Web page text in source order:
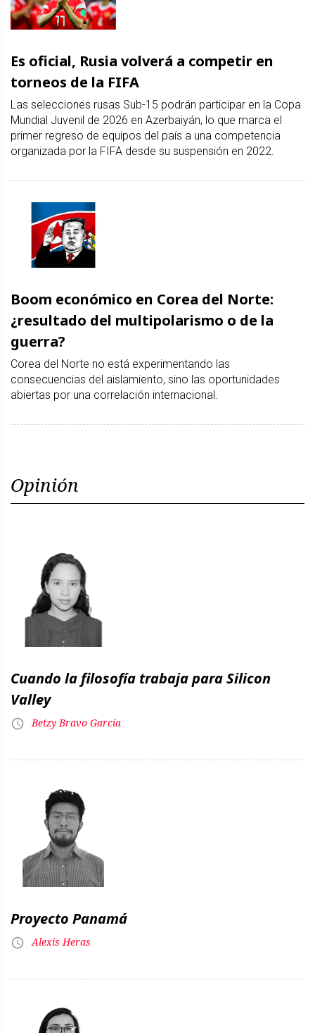
Es oficial, Rusia volverá a competir en
torneos de la FIFA
Las selecciones rusas Sub-15 podrán participar en la Copa
Mundial Juvenil de 2026 en Azerbaiyán, lo que marca el
primer regreso de equipos del país a una competencia
organizada por la FIFA desde su suspensión en 2022.
Boom económico en Corea del Norte:
¿resultado del multipolarismo o de la
guerra?
Corea del Norte no está experimentando las
consecuencias del aislamiento, sino las oportunidades
abiertas por una correlación internacional.
Opinión
Cuando la filosofía trabaja para Silicon
Valley
Betzy Bravo García
Proyecto Panamá
Alexis Heras